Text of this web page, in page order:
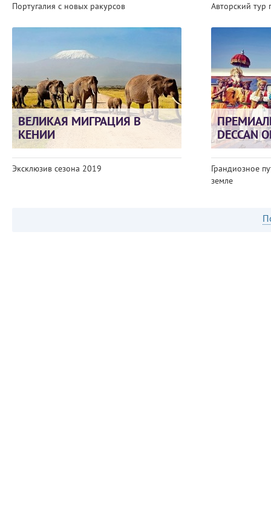
Португалия с новых ракурсов Авторский тур
ВЕЛИКАЯ МИГРАЦИЯ В
КЕНИИ
Эксклюзив сезона 2019
DECCAN
Грандиозное
земле